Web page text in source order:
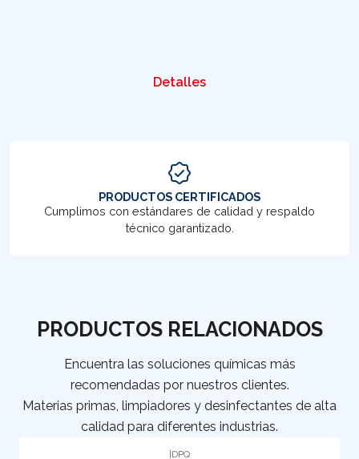
Detalles
PRODUCTOS CERTIFICADOS
Cumplimos con estándares de calidad y respaldo
técnico garantizado.
PRODUCTOS RELACIONADOS
Encuentra las soluciones químicas más
recomendadas por nuestros clientes.
Materias primas, limpiadores y desinfectantes de alta
calidad para diferentes industrias.
DPQ